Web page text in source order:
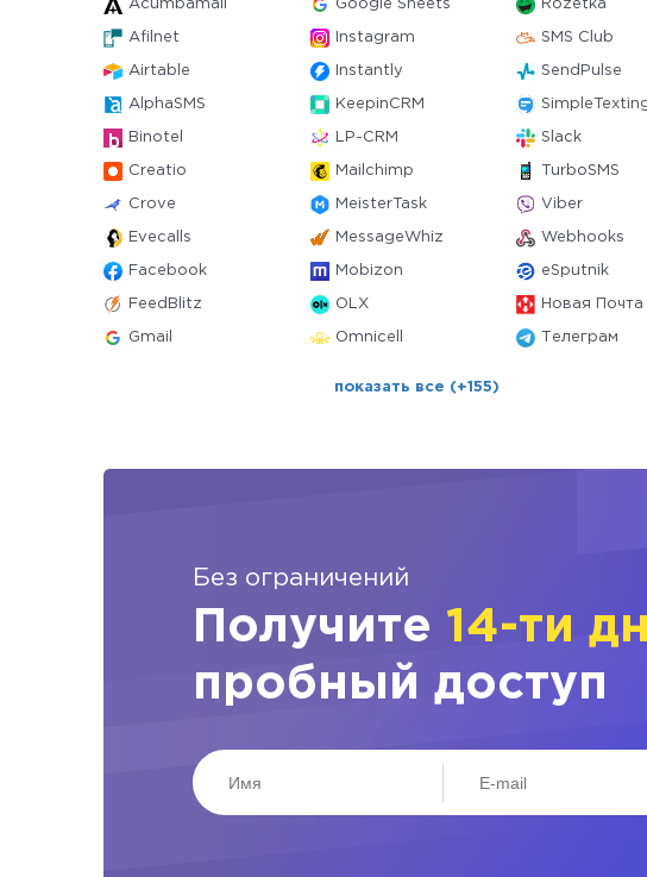
Acumbamail Google Sheets Rozetka
Afilnet Instagram SMS Club
Airtable Instantly SendPulse
AlphaSMS KeepinCRM
Binotel LP-CRM Slack
Creatio Mailchimp TurboSMS
Crove MeisterTask Viber
Evecalls MessageWhiz Webhooks
Facebook Mobizon eSputnik
FeedBlitz OLX Новая Почта
Gmail Omnicell Телеграм
показать все (+155)
Без ограничений
Получите 14-ти
пробный доступ